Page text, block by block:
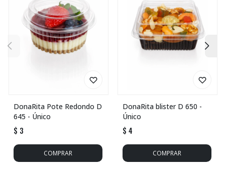
DonaRita Pote Redondo D
645 - Único
$ 3
DonaRita blister D 650 -
Único
$ 4